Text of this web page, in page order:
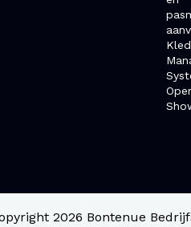
2026 Bontenue